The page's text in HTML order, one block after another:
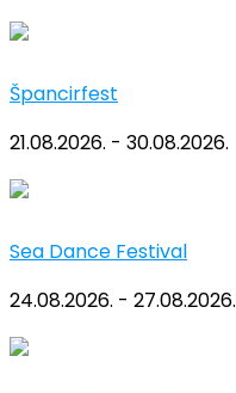
Špancirfest
21.08.2026. - 30.08.2026.
Sea Dance Festival
24.08.2026. - 27.08.2026.